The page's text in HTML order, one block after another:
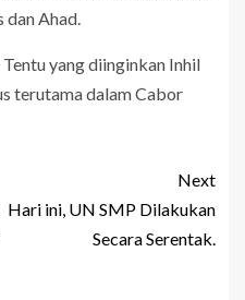
dan Ahad.
yang diinginkan Inhil
terutama dalam Cabor
Next
Hari ini, UN SMP Dilakukan
Secara Serentak.